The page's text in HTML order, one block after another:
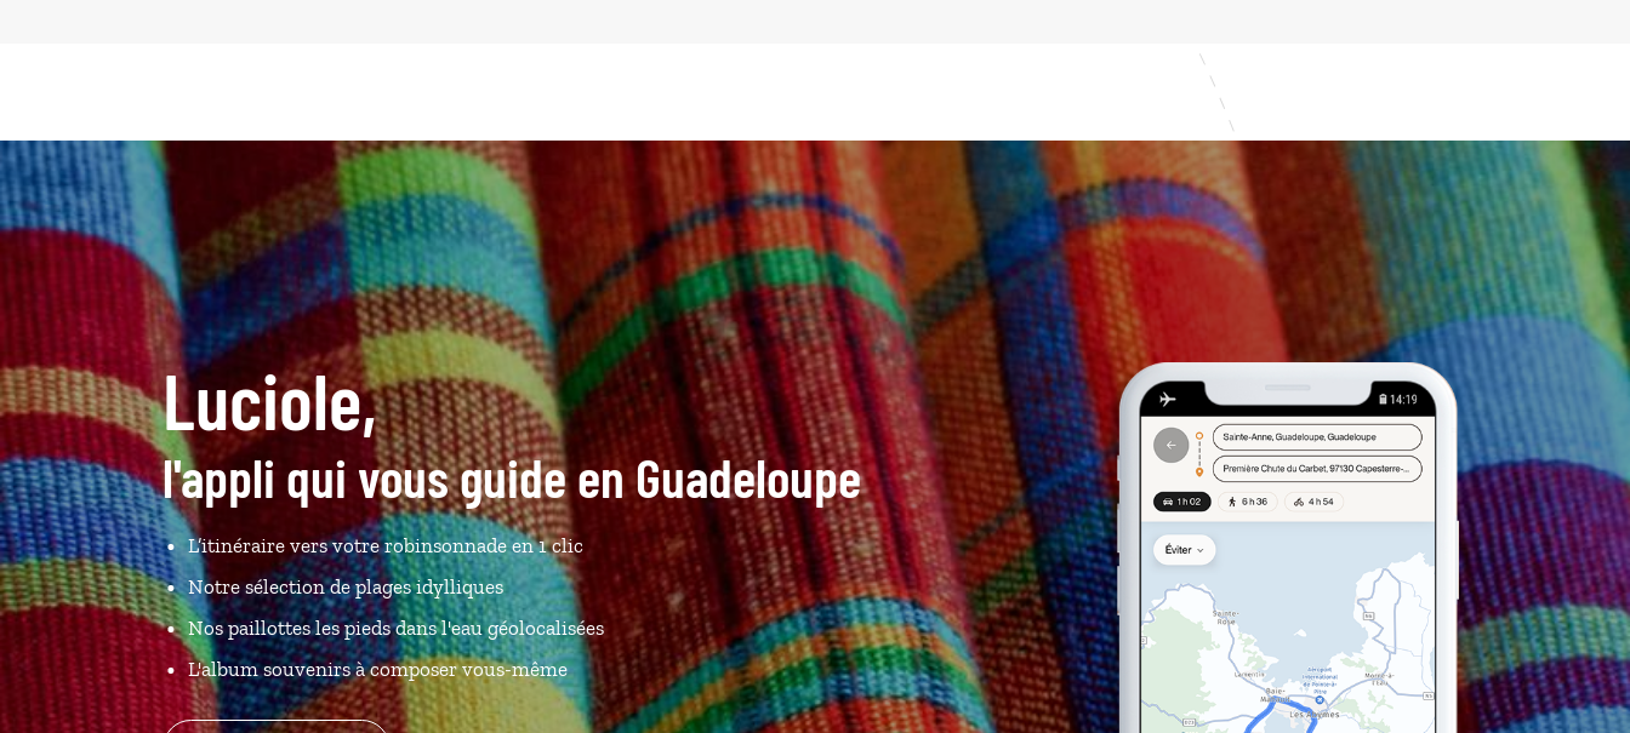
Luciole,
l'appli qui vous guide en Guadeloupe
L’itinéraire vers votre robinsonnade en 1 clic
Notre sélection de plages idylliques
Nos paillottes les pieds dans l'eau géolocalisées
L'album souvenirs à composer vous-même